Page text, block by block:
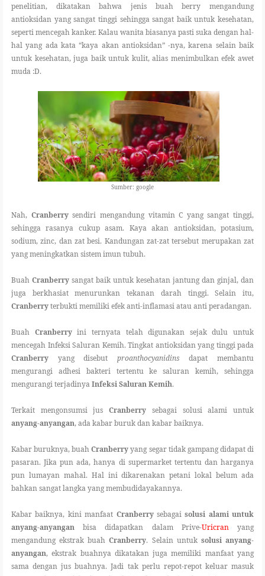
penelitian, dikatakan bahwa jenis buah berry mengandung
antioksidan yang sangat tinggi sehingga sangat baik untuk kesehatan,
seperti mencegah kanker. Kalau wanita biasanya pasti suka dengan hal-
hal yang ada kata “kaya akan antioksidan” -nya, karena selain baik
untuk kesehatan, juga baik untuk kulit, alias menimbulkan efek awet
muda :D.
Sumber: google
Nah, Cranberrysendiri mengandung vitamin C yang sangat tinggi,
sehingga rasanya cukup asam. Kaya akan antioksidan, potasium,
sodium, zinc, dan zat besi. Kandungan zat-zat tersebut merupakan zat
yang meningkatkan sistem imun tubuh.
Buah Cranberry sangat baik untuk kesehatan jantung dan ginjal, dan
juga berkhasiat menurunkan tekanan darah tinggi. Selain itu,
Cranberryterbukti memiliki efek anti-inflamasi atau anti peradangan.
Buah Cranberryini ternyata telah digunakan sejak dulu untuk
mencegah Infeksi Saluran Kemih. Tingkat antioksidan yang tinggi pada
Cranberry yang disebut proanthocyanidins dapat membantu
mengurangi adhesi bakteri tertentu ke saluran kemih, sehingga
mengurangi terjadinyaInfeksi Saluran Kemih.
Terkait mengonsumsi jusCranberry sebagai solusi alami untuk
anyang-anyangan, ada kabar buruk dan kabar baiknya.
Kabar buruknya, buahCranberryyang segar tidak gampang didapat di
pasaran. Jika pun ada, hanya di supermarket tertentu dan harganya
pun lumayan mahal. Hal ini dikarenakan petani lokal belum ada
bahkan sangat langka yang membudidayakannya.
Kabar baiknya, kini manfaat Cranberrysebagaisolusi alami untuk
anyang-anyangan bisa didapatkan dalam Prive-Uricranyang
mengandung ekstrak buahCranberry. Selain untuk solusi anyang-
anyangan, ekstrak buahnya dikatakan juga memiliki manfaat yang
sama dengan jus buahnya. Jadi tak perlu repot-repot keluar masuk